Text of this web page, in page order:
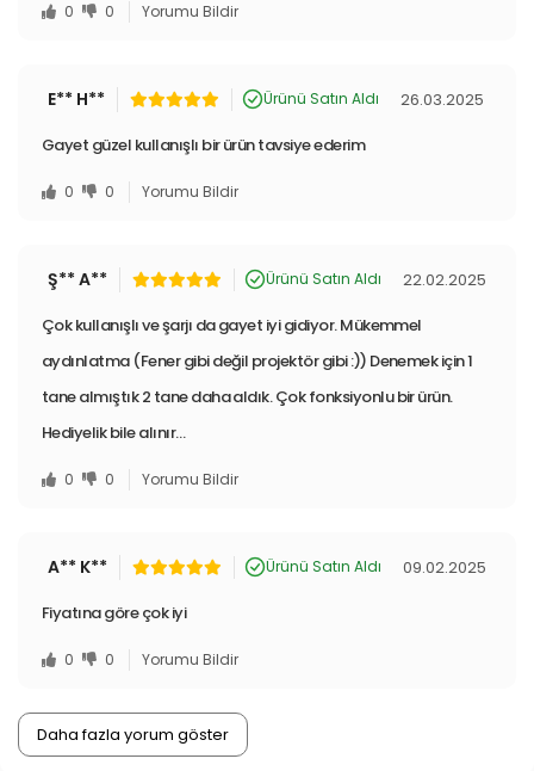
0 0 Yorumu Bildir
E** H** Ürünü Satın Aldı 26.03.2025
Gayet güzel kullanışlı bir ürün tavsiye ederim
0 0 Yorumu Bildir
Ş** A** Ürünü Satın Aldı 22.02.2025
Çok kullanışlı ve şarjı da gayet iyi gidiyor. Mükemmel
aydınlatma (Fener gibi değil projektör gibi :)) Denemek için 1
tane almıştık 2 tane daha aldık. Çok fonksiyonlu bir ürün.
Hediyelik bile alınır…
0 0 Yorumu Bildir
A** K** Ürünü Satın Aldı 09.02.2025
Fiyatına göre çok iyi
0 0 Yorumu Bildir
Daha fazla yorum göster